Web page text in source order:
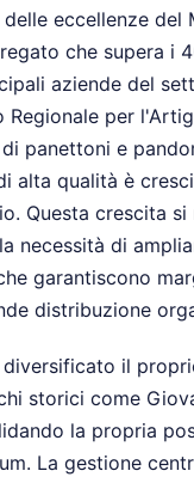
eccellenze del
che supera i
aziende del
Regionale per
panettoni e
alta qualità è
Questa crescita
necessità di
garantiscono
distribuzione
diversificato il
storici come
la propria
La gestione